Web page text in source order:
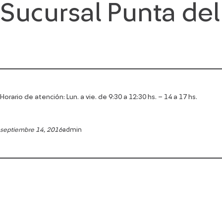
Saltar
al
Sucursal Punta
Horario de atención: Lun. a vie. de 9:30 a 12:30 hs. – 14 a 17 hs.
septiembre 14, 2016admin